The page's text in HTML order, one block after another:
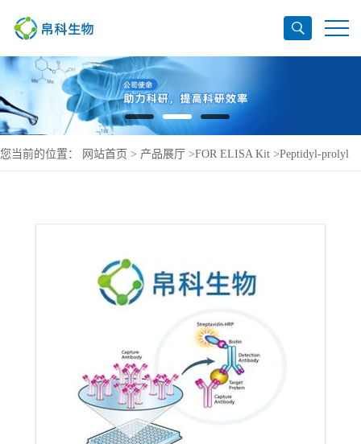
您当前的位置： 网站首页 > 产品展厅 >FOR ELISA Kit >Peptidyl-prolyl